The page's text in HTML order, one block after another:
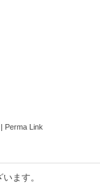
| Perma Link
ます。